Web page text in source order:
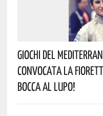
Giochi Del
Convocata La
Bocca Al Lupo!